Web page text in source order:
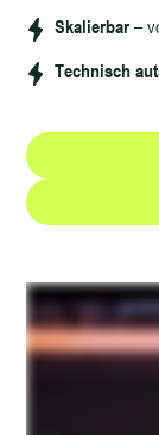
Skalierbar–
Technisch